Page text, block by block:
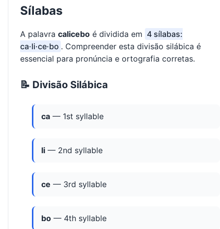
Sílabas
A palavra calicebo é dividida em 4 sílabas:
ca·li·ce·bo . Compreender esta divisão silábica é
essencial para pronúncia e ortografia corretas.
📝 Divisão Silábica
ca — 1st syllable
li — 2nd syllable
ce — 3rd syllable
bo — 4th syllable